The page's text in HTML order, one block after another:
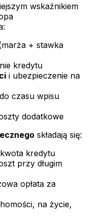
wskaźnikiem
+ stawka
kredytu
i ubezpieczenie na
czasu wpisu
dodatkowe
składają się:
kredytu
przy długim
opłata za
na życie,